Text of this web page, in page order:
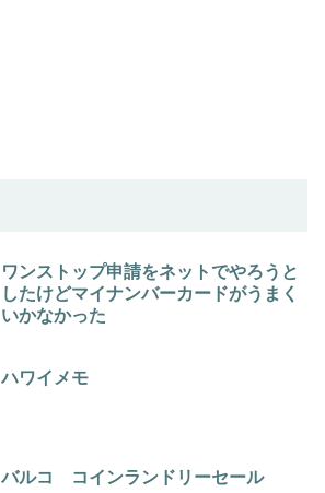
ワンストップ申請をネットでやろうと
したけどマイナンバーカードがうまく
いかなかった
ハワイメモ
バルコ コインランドリーセール